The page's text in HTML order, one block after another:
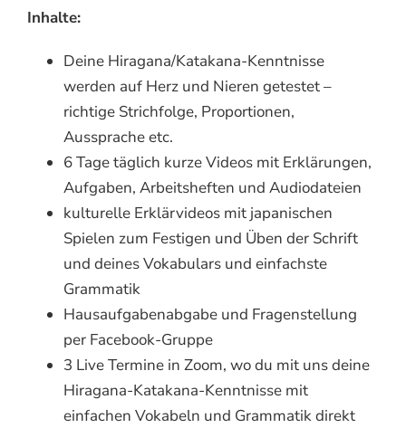
Inhalte:
Deine Hiragana/Katakana-Kenntnisse
werden auf Herz und Nieren getestet –
richtige Strichfolge, Proportionen,
Aussprache etc.
6 Tage täglich kurze Videos mit Erklärungen,
Aufgaben, Arbeitsheften und Audiodateien
kulturelle Erklärvideos mit japanischen
Spielen zum Festigen und Üben der Schrift
und deines Vokabulars und einfachste
Grammatik
Hausaufgabenabgabe und Fragenstellung
per Facebook-Gruppe
3 Live Termine in Zoom, wo du mit uns deine
Hiragana-Katakana-Kenntnisse mit
einfachen Vokabeln und Grammatik direkt